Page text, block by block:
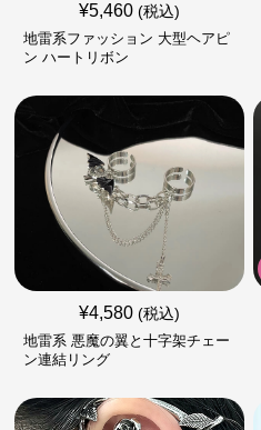
¥5,460 (税込)
地雷系ファッション 大型ヘアピ
ン ハートリボン
¥4,580 (税込)
地雷系 悪魔の翼と十字架チェー
ン連結リング